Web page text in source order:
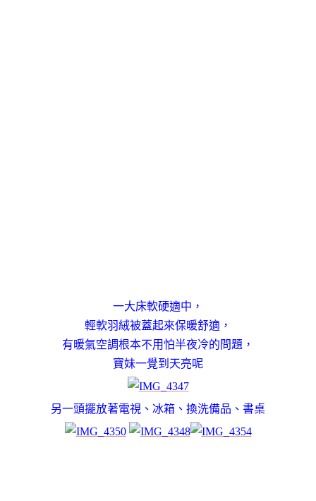
一大床軟硬適中，
輕軟羽絨被蓋起來保暖舒適，
有暖氣空調根本不用怕半夜冷的問題，
寶妹一覺到天亮呢
另一頭擺放著電視、冰箱、換洗備品、書桌